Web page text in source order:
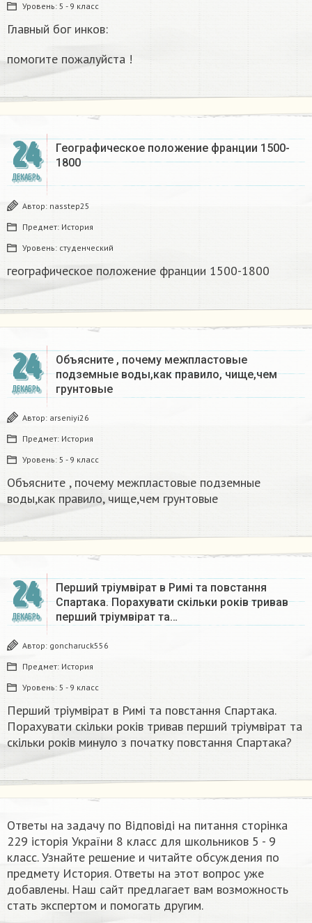
Уровень: 5 - 9 класс
Главный бог инков:
помогите пожалуйста !
24
ДЕКАБРЬ
Географическое положение франции 1500-
1800​
Автор: nasstep25
Предмет: История
Уровень: студенческий
географическое положение франции 1500-1800​
24
ДЕКАБРЬ
Объясните , почему межпластовые
подземные воды,как правило, чище,чем
грунтовые​
Автор: arseniyi26
Предмет: История
Уровень: 5 - 9 класс
Объясните , почему межпластовые подземные
воды,как правило, чище,чем грунтовые​
24
ДЕКАБРЬ
Перший тріумвірат в Римі та повстання
Спартака. Порахувати скільки років тривав
перший тріумвірат та…
Автор: goncharuck556
Предмет: История
Уровень: 5 - 9 класс
Перший тріумвірат в Римі та повстання Спартака.
Порахувати скільки років тривав перший тріумвірат та
скільки років минуло з початку повстання Спартака?
Ответы на задачу по Відповіді на питання сторінка
229 історія України 8 класс для школьников 5 - 9
класс. Узнайте решение и читайте обсуждения по
предмету История. Ответы на этот вопрос уже
добавлены. Наш сайт предлагает вам возможность
стать экспертом и помогать другим.